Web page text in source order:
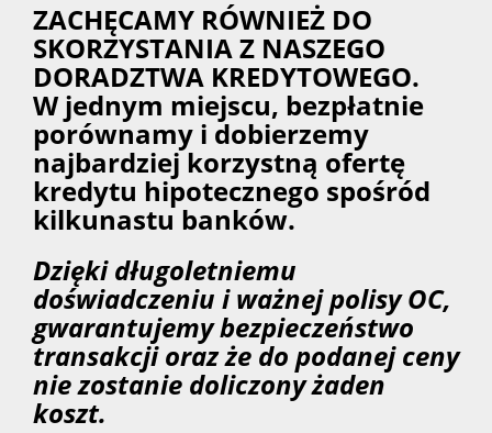
ZACHĘCAMY RÓWNIEŻ DO
SKORZYSTANIA Z NASZEGO
DORADZTWA KREDYTOWEGO.
W jednym miejscu, bezpłatnie
porównamy i dobierzemy
najbardziej korzystną ofertę
kredytu hipotecznego spośród
kilkunastu banków.
Dzięki długoletniemu
doświadczeniu i ważnej polisy OC,
gwarantujemy bezpieczeństwo
transakcji oraz że do podanej ceny
nie zostanie doliczony żaden
koszt.